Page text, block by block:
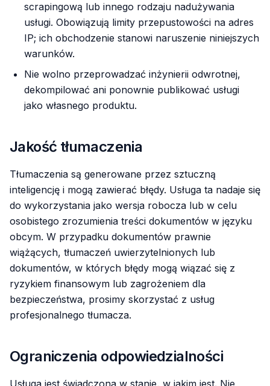
scrapingową lub innego rodzaju nadużywania
usługi. Obowiązują limity przepustowości na adres
IP; ich obchodzenie stanowi naruszenie niniejszych
warunków.
Nie wolno przeprowadzać inżynierii odwrotnej,
dekompilować ani ponownie publikować usługi
jako własnego produktu.
Jakość tłumaczenia
Tłumaczenia są generowane przez sztuczną
inteligencję i mogą zawierać błędy. Usługa ta nadaje się
do wykorzystania jako wersja robocza lub w celu
osobistego zrozumienia treści dokumentów w języku
obcym. W przypadku dokumentów prawnie
wiążących, tłumaczeń uwierzytelnionych lub
dokumentów, w których błędy mogą wiązać się z
ryzykiem finansowym lub zagrożeniem dla
bezpieczeństwa, prosimy skorzystać z usług
profesjonalnego tłumacza.
Ograniczenia odpowiedzialności
Usługa jest świadczona w stanie, w jakim jest. Nie